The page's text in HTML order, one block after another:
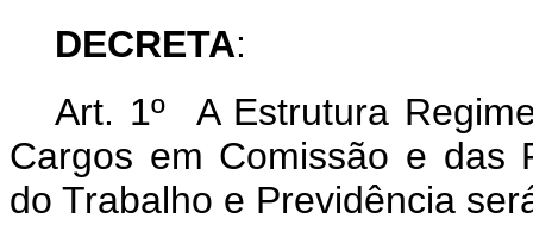
DECRETA:
Art. 1º A Estrutura
Cargos em Comissão e das
do Trabalho e Previdência